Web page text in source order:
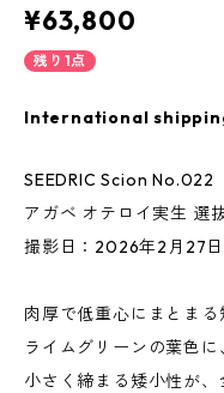
¥63,800
残り1点
International
SEEDRIC Scion No.022
アガベ オテロイ実生 選
撮影日：2026年2月27日
肉厚で低重心にまとまる
ライムグリーンの葉色に
小さく締まる矮小性が、